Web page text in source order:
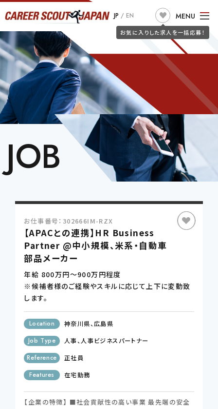
JP / EN
お気に入りした求人を一括応募！
MENU
TOP
JOB SEARCH
CONSULTANTS
JOB SEEKERS
CLIENT
ABOUT US
JOIN CSJ
BLOG
詐欺警告
CONTSCT US
TEL.03-4580-6150
求人検索
JOB SEARCH
こだわり条件で探す フリーワードで探す
職種
勤務地
希望年収
JOB
お仕事番号：302666IM-RZX
【APACとの連携】HR Business
Partner @中小規模、米系・自動車
部品メーカー
年給 800万円～900万円程度
※候補者様のご経験やスキルに応じて上下に変動致
します。
Location 神奈川県 広島県
Job Type
人事 人事ビジネスパートナー
Reference
正社員
Features
在宅勤務
【企業の特徴】 ■社会貢献性の高い事業 最先端の安全